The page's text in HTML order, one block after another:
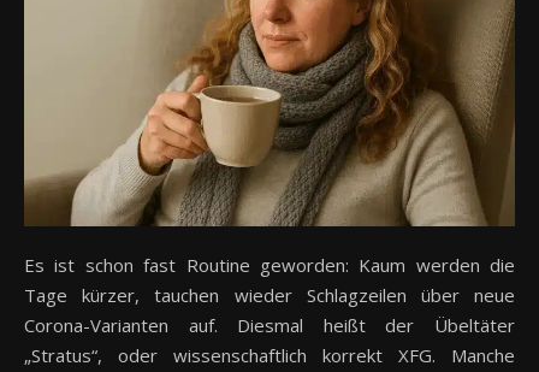
Es ist schon fast Routine geworden: Kaum werden die
Tage kürzer, tauchen wieder Schlagzeilen über neue
Corona-Varianten auf. Diesmal heißt der Übeltäter
„Stratus“, oder wissenschaftlich korrekt XFG. Manche